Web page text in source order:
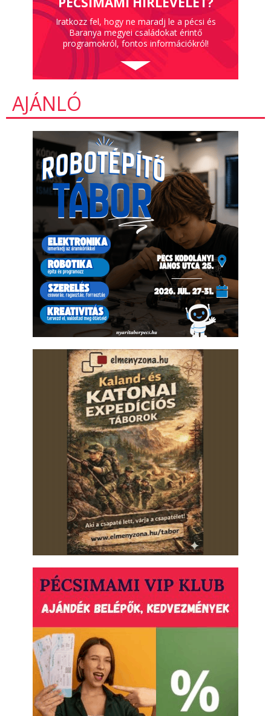
Iratkozz fel, hogy ne maradj le a pécsi és
Baranya megyei családokat érintő
programokról, fontos információkról!
AJÁNLÓ